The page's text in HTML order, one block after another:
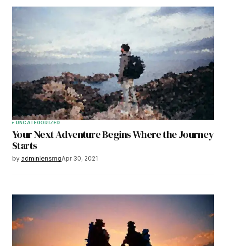
UNCATEGORIZED
Your Next Adventure Begins Where the Journey
Starts
by adminlensmgApr 30, 2021